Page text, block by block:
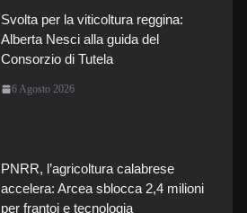
Svolta per la viticoltura reggina:
Alberta Nesci alla guida del
Consorzio di Tutela
6 Agosto 2026
PNRR, l’agricoltura calabrese
accelera: Arcea sblocca 2,4 milioni
per frantoi e tecnologia